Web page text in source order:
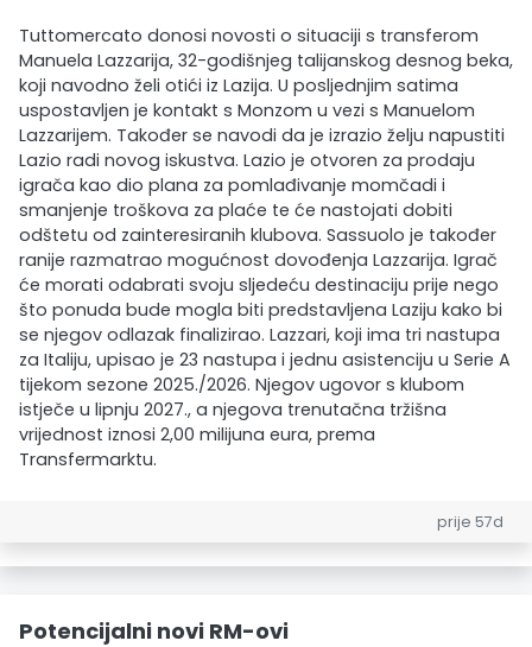
Tuttomercato donosi novosti o situaciji s transferom
Manuela Lazzarija, 32-godišnjeg talijanskog desnog beka,
koji navodno želi otići iz Lazija. U posljednjim satima
uspostavljen je kontakt s Monzom u vezi s Manuelom
Lazzarijem. Također se navodi da je izrazio želju napustiti
Lazio radi novog iskustva. Lazio je otvoren za prodaju
igrača kao dio plana za pomlađivanje momčadi i
smanjenje troškova za plaće te će nastojati dobiti
odštetu od zainteresiranih klubova. Sassuolo je također
ranije razmatrao mogućnost dovođenja Lazzarija. Igrač
će morati odabrati svoju sljedeću destinaciju prije nego
što ponuda bude mogla biti predstavljena Laziju kako bi
se njegov odlazak finalizirao. Lazzari, koji ima tri nastupa
za Italiju, upisao je 23 nastupa i jednu asistenciju u Serie A
tijekom sezone 2025./2026. Njegov ugovor s klubom
istječe u lipnju 2027., a njegova trenutačna tržišna
vrijednost iznosi 2,00 milijuna eura, prema
Transfermarktu.
prije 57d
Potencijalni novi RM-ovi